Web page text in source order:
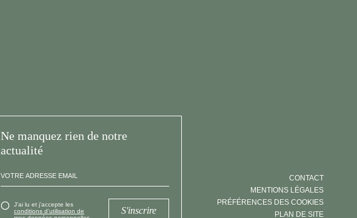
Ne manquez rien de notre
actualité
J’ai lu et j’accepte les
conditions d’utilisation de
S'inscrire
CONTACT
MENTIONS LÉGALES
PRÉFÉRENCES DES COOKIES
PLAN DE SITE